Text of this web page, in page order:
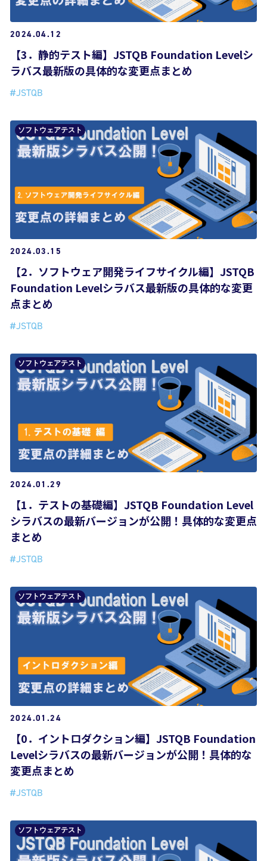
2024.04.12
【3．静的テスト編】JSTQB Foundation Levelシ
ラバス最新版の具体的な変更点まとめ
#JSTQB
ソフトウェアテスト
2024.03.15
【2．ソフトウェア開発ライフサイクル編】JSTQB
Foundation Levelシラバス最新版の具体的な変更
点まとめ
#JSTQB
ソフトウェアテスト
2024.01.29
【1．テストの基礎編】JSTQB Foundation Level
シラバスの最新バージョンが公開！具体的な変更点
まとめ
#JSTQB
ソフトウェアテスト
2024.01.24
【0．イントロダクション編】JSTQB Foundation
Levelシラバスの最新バージョンが公開！具体的な
変更点まとめ
#JSTQB
ソフトウェアテスト